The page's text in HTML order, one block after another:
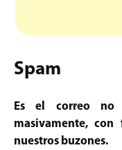
Spam
Es el correo no
masivamente,
nuestros buzones.